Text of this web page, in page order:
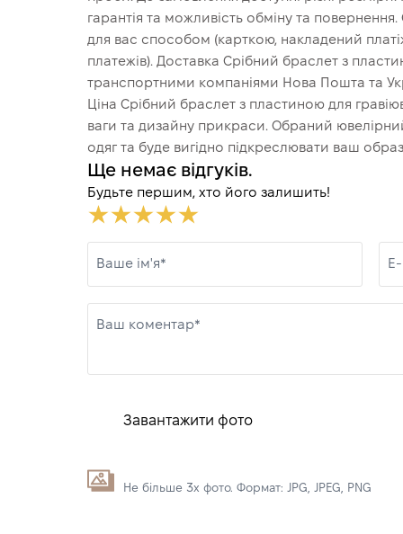
гарантія та можливість обміну та
для вас способом (карткою, накладений
платежів). Доставка Срібний браслет з
транспортними компаніями Нова Пошта та
Ціна Срібний браслет з пластиною для
ваги та дизайну прикраси. Обраний
одяг та буде вигідно підкреслювати ваш
Ще немає відгуків.
Будьте першим, хто його залишить!
Ваше ім'я*
Ваш коментар*
Завантажити фото
Не більше 3х фото. Формат: JPG, JPEG, PNG